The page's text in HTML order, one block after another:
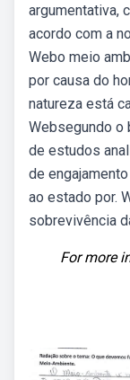
argumentativa,
acordo com a
Webo meio
por causa do
natureza está
Websegundo o
de estudos
de
ao estado por.
sobrevivência
For more